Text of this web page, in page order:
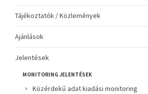
Tájékoztatók / Közlemények
Ajánlások
Jelentések
MONITORING JELENTÉSEK
Közérdekű adat kiadási monitoring